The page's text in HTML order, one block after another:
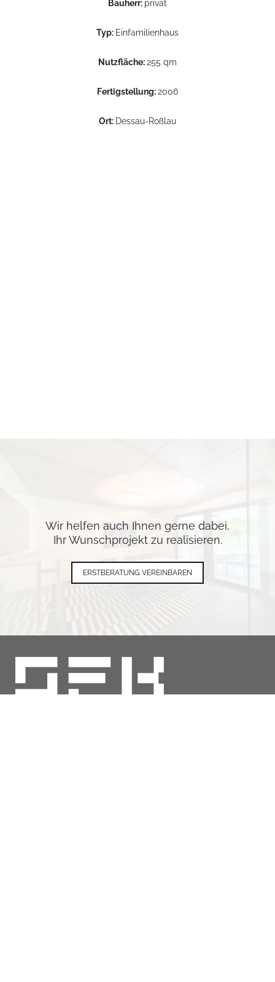
Bauherr: privat
Typ: Einfamilienhaus
Nutzfläche:255 qm
Fertigstellung:2006
Ort: Dessau-Roßlau
Wir helfen auch Ihnen gerne dabei,
Ihr Wunschprojekt zu realisieren.
ERSTBERATUNG VEREINBAREN